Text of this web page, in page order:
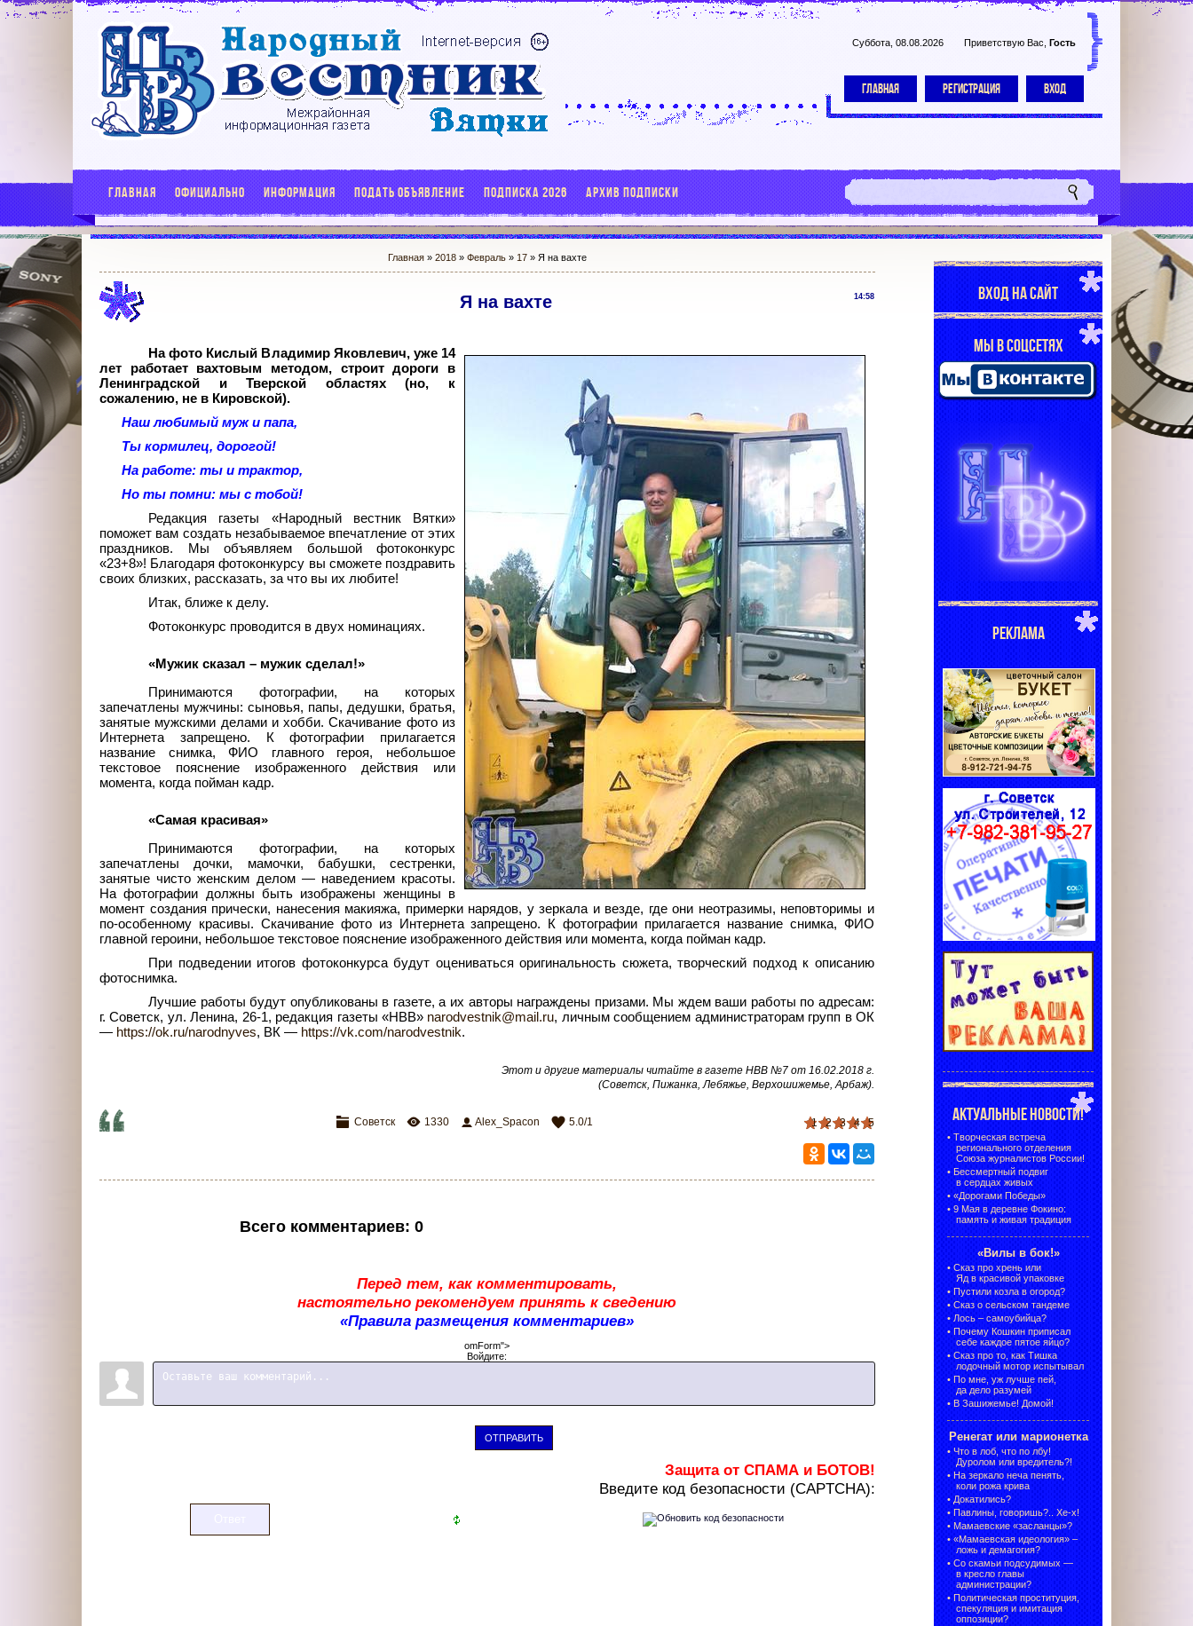
Суббота, 08.08.2026 Приветствую Вас Гость
ГЛАВНАЯ РЕГИСТРАЦИЯ ВХОД
ГЛАВНАЯ ОФИЦИАЛЬНО ИНФОРМАЦИЯ ПОДАТЬ ОБЪЯВЛЕНИЕ ПОДПИСКА 2026 АРХИВ ПОДПИСКИ
Главная» 2018 » Февраль » 17» Я на вахте
14:58
Я на вахте
На фото Кислый Владимир Яковлевич, уже 14
лет работает вахтовым методом, строит дороги в
Ленинградской и Тверской областях (но, к
сожалению, не в Кировской).
Наш любимый муж и папа,
Ты кормилец, дорогой!
На работе: ты и трактор,
Но ты помни: мы с тобой!
Редакция газеты «Народный вестник Вятки»
поможет вам создать незабываемое впечатление от этих
праздников. Мы объявляем большой фотоконкурс
«23+8»! Благодаря фотоконкурсу вы сможете поздравить
своих близких, рассказать, за что вы их любите!
Итак, ближе к делу.
Фотоконкурс проводится в двух номинациях.
«Мужик сказал – мужик сделал!»
Принимаются фотографии, на которых
запечатлены мужчины: сыновья, папы, дедушки, братья,
занятые мужскими делами и хобби. Скачивание фото из
Интернета запрещено. К фотографии прилагается
название снимка, ФИО главного героя, небольшое
текстовое пояснение изображенного действия или
момента, когда пойман кадр.
«Самая красивая»
Принимаются фотографии, на которых
запечатлены дочки, мамочки, бабушки, сестренки,
занятые чисто женским делом — наведением красоты.
На фотографии должны быть изображены женщины в
момент создания прически, нанесения макияжа, примерки нарядов, у зеркала и везде, где они неотразимы, неповторимы и
по-особенному красивы. Скачивание фото из Интернета запрещено. К фотографии прилагается название снимка, ФИО
главной героини, небольшое текстовое пояснение изображенного действия или момента, когда пойман кадр.
При подведении итогов фотоконкурса будут оцениваться оригинальность сюжета, творческий подход к описанию
фотоснимка.
Лучшие работы будут опубликованы в газете, а их авторы награждены призами. Мы ждем ваши работы по адресам:
г. Советск, ул. Ленина, 26-1, редакция газеты «НВВ» narodvestnik@mail.ru, личным сообщением администраторам групп в ОК
— https://ok.ru/narodnyves, ВК — https://vk.com/narodvestnik.
Этот и другие материалы читайте в газете НВВ №7 от 16.02.2018 г.
(Советск, Пижанка, Лебяжье, Верхошижемье, Арбаж).
1 2 3 4 5
Советск 1330 Alex_Spacon 5.0/1
Всего комментариев: 0
Перед тем, как комментировать,
настоятельно рекомендуем принять к сведению
«Правила размещения комментариев»
omForm">
Войдите:
ОТПРАВИТЬ
Защита от СПАМА и БОТОВ!
Введите код безопасности (CAPTCHA):
ВХОД НА САЙТ
МЫ В СОЦСЕТЯХ
РЕКЛАМА
АКТУАЛЬНЫЕ НОВОСТИ!
• Творческая встреча
регионального отделения
Союза журналистов России!
• Бессмертный подвиг
в сердцах живых
• «Дорогами Победы»
• 9 Мая в деревне Фокино:
память и живая традиция
«Вилы в бок!»
• Сказ про хрень или
Яд в красивой упаковке
• Пустили козла в огород?
• Сказ о сельском тандеме
• Лось – самоубийца?
• Почему Кошкин приписал
себе каждое пятое яйцо?
• Сказ про то, как Тишка
лодочный мотор испытывал
• По мне, уж лучше пей,
да дело разумей
• В Зашижемье! Домой!
Ренегат или марионетка
• Что в лоб, что по лбу!
Дуролом или вредитель?!
• На зеркало неча пенять,
коли рожа крива
• Докатились?
• Павлины, говоришь?.. Хе-х!
• Мамаевские «засланцы»?
• «Мамаевская идеология» –
ложь и демагогия?
• Со скамьи подсудимых —
в кресло главы
администрации?
• Политическая проституция,
спекуляция и имитация
оппозиции?